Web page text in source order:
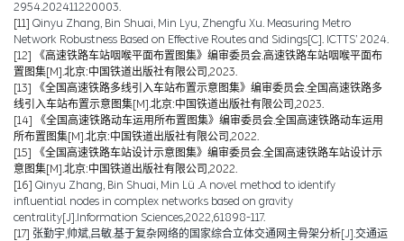
2954.202411220003.
[11] Qinyu Zhang, Bin Shuai, Min Lyu, Zhengfu Xu. Measuring Metro
Network Robustness Based on Effective Routes and Sidings[C]. ICTTS’ 2024.
[12]
《高速铁路车站咽喉平面布置图集》编审委员会.高速铁路车站咽喉平面布
置图集[M].北京:中国铁道出版社有限公司,2023.
[13]
《全国高速铁路多线引入车站布置示意图集》编审委员会.全国高速铁路多
线引入车站布置示意图集[M].北京:中国铁道出版社有限公司,2023.
[14]
《全国高速铁路动车运用所布置图集》编审委员会.全国高速铁路动车运用
所布置图集[M].北京:中国铁道出版社有限公司,2022.
[15]
《全国高速铁路车站设计示意图集》编审委员会.全国高速铁路车站设计示
意图集[M].北京:中国铁道出版社有限公司,2022.
[16] Qinyu Zhang, Bin Shuai, Min Lü .A novel method to identify
influential nodes in complex networks based on gravity
centrality[J].Information Sciences,2022,61898-117.
[17] 张勤宇,帅斌,吕敏.基于复杂网络的国家综合立体交通网主骨架分析[J].交通运